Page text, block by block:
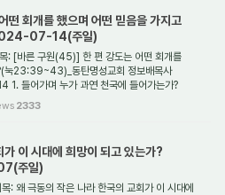
회개를 했으며 어떤 믿음을 가지고
07-14(주일)
[바른 구원(45)] 한 편 강도는 어떤 회개를
눅23:39~43)_동탄명성교회 정보배목사
어가며 누가 과연 천국에 들어가는가?
2333
이 시대에 희망이 되고 있는가?
주일)
극동의 작은 나라 한국의 교회가 이 시대에